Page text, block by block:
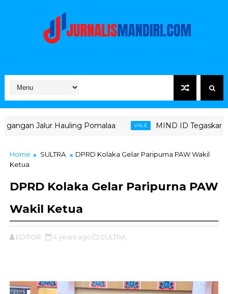
Pomalaa VALE MIND ID Tegaskan Dukungan
Home SULTRA
DPRD Kolaka Gelar Paripurna PAW Wakil
Ketua
DPRD Kolaka Gelar Paripurna PAW
Wakil Ketua
EDITOR 4 years ago SULTRA,